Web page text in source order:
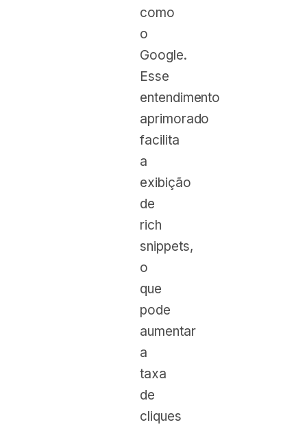
como
o
Google.
Esse
entendimento
aprimorado
facilita
a
exibição
de
rich
snippets,
o
que
pode
aumentar
a
taxa
de
cliques